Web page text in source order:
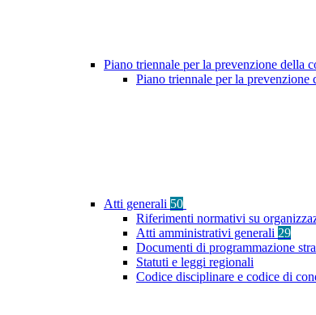
Piano triennale per la prevenzione della
Piano triennale per la
Atti generali 50
Riferimenti normativi su
Atti amministrativi generali 29
Documenti di programmazione
Statuti e leggi regionali
Codice disciplinare e codice di